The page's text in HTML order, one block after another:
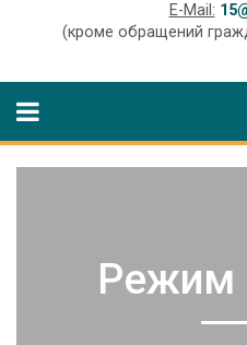
E-Mail:
(кроме обращений
Режим